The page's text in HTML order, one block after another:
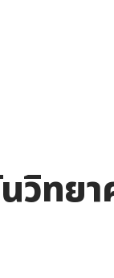
วิทย